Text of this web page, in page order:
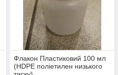
Флакон Пластиковий 100 мл
(HDPE поліетилен низького